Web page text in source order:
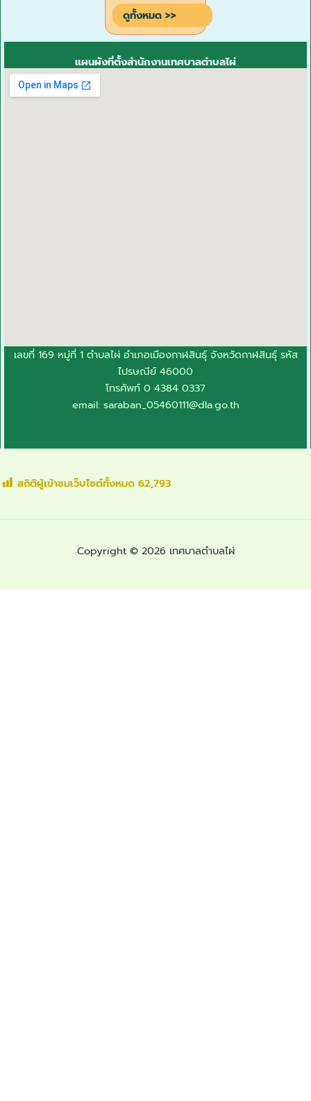
ที่หนึ่ง (วันแรก)
ของสมัยประชุม
สามัญ สมัยที่
2 ประจำปี พ.ศ.
2569 เมื่อวันที่
28 พฤษภาคม
2569 ณ ห้อง
ประชุมเทศบาล
ตำบลไผ่ เป็นวัน
ดูทั้งหมด >>
แผนผังที่ตั้งสำนักงานเทศบาลตำบลไผ่
เลขที่ 169 หมู่ที่ 1 ตำบลไผ่ อำเภอเมืองกาฬสินธุ์ จังหวัดกาฬสินธุ์ รหัส
ไปรษณีย์ 46000
โทรศัพท์ 0 4384 0337
email: saraban_05460111@dla.go.th
สถิติผู้เข้าชมเว็บไซต์ทั้งหมด 62,793
Copyright © 2026 เทศบาลตำบลไผ่